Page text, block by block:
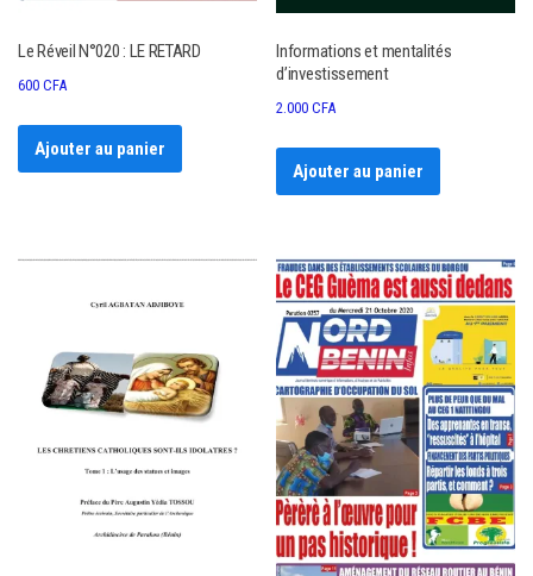
Le Réveil N°020 : LE RETARD
600 CFA
Ajouter au panier
Informations et mentalités
d’investissement
2.000CFA
Ajouter au panier